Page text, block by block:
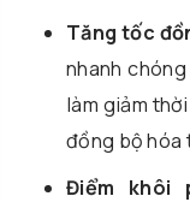
Tăng tốc
nhanh
làm giảm
đồng bộ hóa
Điểm khôi